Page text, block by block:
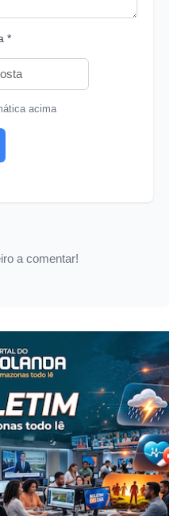
*
acima
a comentar!